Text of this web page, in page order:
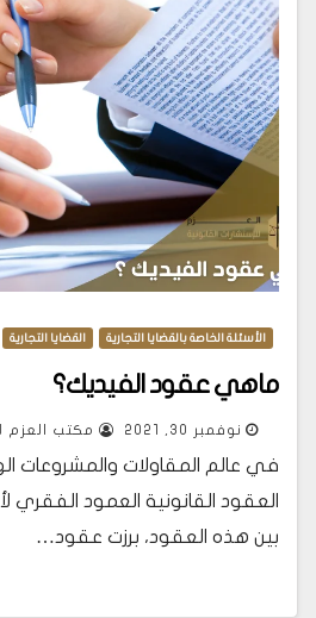
الأسئلة الخاصة بالقضايا التجارية القضايا التجارية
ماهي عقود الفيديك؟
نوفمبر 30, 2021 مكتب العزم
في عالم المقاولات والمشروعات
العقود القانونية العمود
بين هذه العقود، برزت عقود…